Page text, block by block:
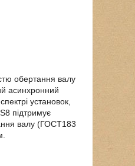
обертання валу
асинхронний
установок,
підтримує
валу (ГОСТ183